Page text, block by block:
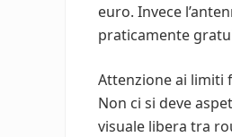
euro. Invece
praticamente
Attenzione ai limiti
Non ci si deve
visuale libera tra